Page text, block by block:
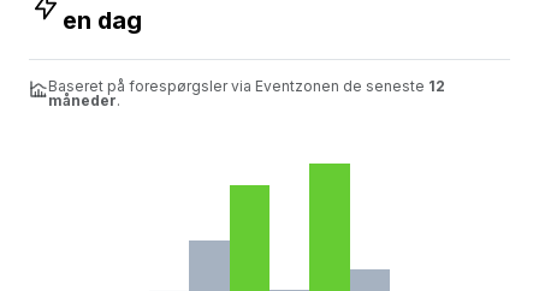
en dag
Baseret på forespørgsler via Eventzonen de seneste 12
måneder.